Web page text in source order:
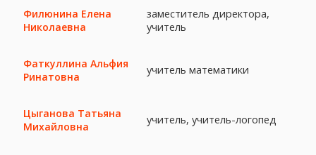
Филюнина Елена
Николаевна
заместитель директора,
учитель
Фаткуллина Альфия
Ринатовна
учитель математики
Цыганова Татьяна
Михайловна
учитель, учитель-логопед